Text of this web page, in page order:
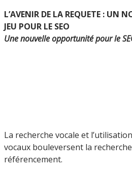
L’AVENIR DE LA REQUETE : UN
JEU POUR LE SEO
Une nouvelle opportunité pour le
La recherche vocale et
vocaux bouleversent la
référencement.